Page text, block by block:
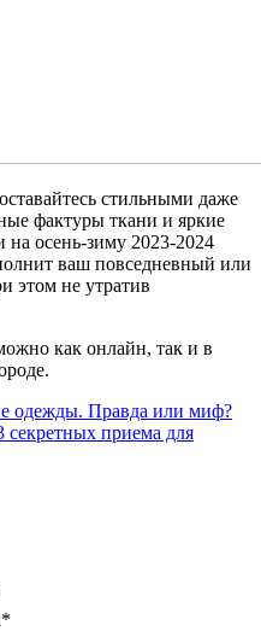
стильными даже
фактуры ткани и яркие
на осень-зиму 2023-2024
ваш повседневный или
этом не утратив
как онлайн, так и в
одежды. Правда или миф?
приема для